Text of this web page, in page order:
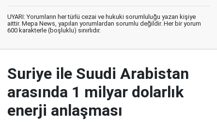
UYARI: Yorumların her türlü cezai ve hukuki sorumluluğu yazan kişiye
aittir. Mepa News, yapılan yorumlardan sorumlu değildir. Her bir yorum
600 karakterle (boşluklu) sınırlıdır.
Suriye ile Suudi Arabistan
arasında 1 milyar dolarlık
enerji anlaşması